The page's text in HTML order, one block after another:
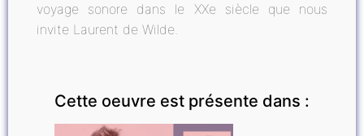
voyage sonore dans le XXe siècle que nous
invite Laurent de Wilde.
Cette oeuvre est présente dans :